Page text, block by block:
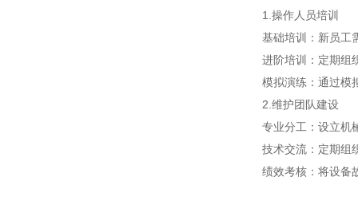
1.操作人员培训
基础培训：新员工需
进阶培训：定期组织
模拟演练：通过模拟
2.维护团队建设
专业分工：设立机械
技术交流：定期组织
绩效考核：将设备故